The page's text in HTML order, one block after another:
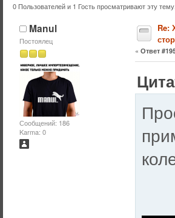
Тема: Хроники КУЧЕРА ( найдётся
0 Пользователей и 1 Гость просматривают эту тему.
Manul
Постоялец
Сообщений: 186
Karma: 0
Re:
« Ответ